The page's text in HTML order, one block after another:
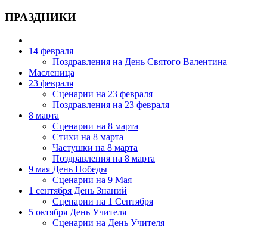
ПРАЗДНИКИ
14 февраля
Поздравления на День Святого Валентина
Масленица
23 февраля
Сценарии на 23 февраля
Поздравления на 23 февраля
8 марта
Сценарии на 8 марта
Стихи на 8 марта
Частушки на 8 марта
Поздравления на 8 марта
9 мая День Победы
Сценарии на 9 Мая
1 сентября День Знаний
Сценарии на 1 Сентября
5 октября День Учителя
Сценарии на День Учителя